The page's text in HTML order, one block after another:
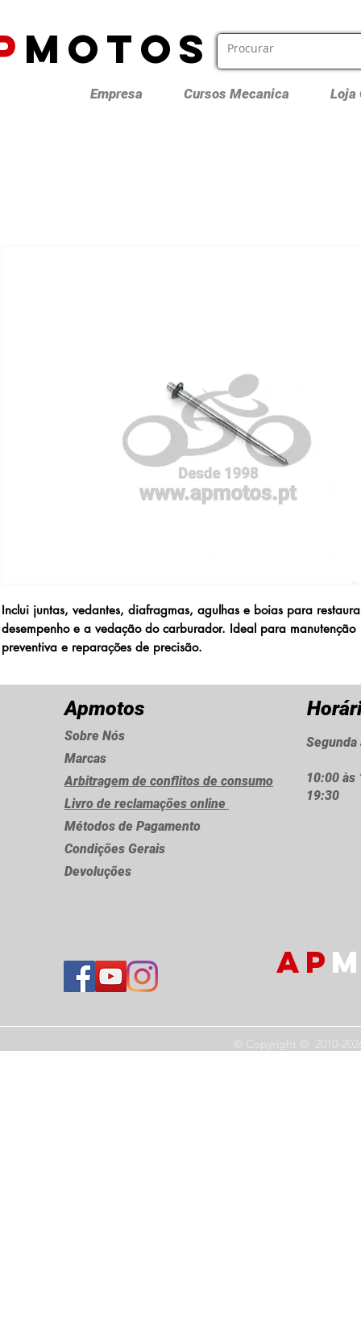
MOTOS
Empresa Cursos Mecanica Loja
Inclui juntas, vedantes, diafragmas, agulhas e boias para
desempenho e a vedação do carburador. Ideal para manutenção
preventiva e reparações de precisão.
Apmotos
Sobre Nós
Marcas
Arbitragem de conflitos de consumo
Livro de reclamações online
Métodos de Pagamento
Condições Gerais
Devoluções
Segunda
10:00 às
19:30
AP
© Copyright © 2010-